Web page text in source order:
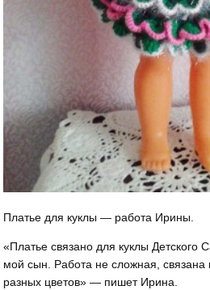
Платье для куклы — работа Ирины.
«Платье связано для куклы Детского
мой сын. Работа не сложная, связана
разных цветов» — пишет Ирина.